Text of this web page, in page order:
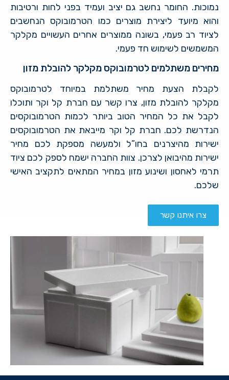
נמוכות. החומר נחשב גם יציב ועמיד בפני לחות ורטיבות
והוא מיועד ליצירת מוצרים כמו הטרמובוקס הנחשבים
לציוד רב פעמי, בשונה ממוצרים אחרים העשויים מקלקר
המשמשים לשימוש חד פעמי.
מחירים משתלמים לטרמובוקס מקלקר להובלת מזון
לקבלת הצעת מחיר משתלמת במיוחד לטרמובוקס
מקלקר להובלת מזון, צרו קשר עם חברת קל וקר ותוכלו
לקבל את כל המחיר הטוב ביותר לכמות הטרמובוקסים
הנדרשת לכם. חברת קל וקר מייבאת את הטרמובוקסים
ישירות מהיצרנים בחו”ל ולמעשה מספקת לכם מחיר
ישירות מהיבואן לצרכן. צוות החברה ישמח לספק לכם ציוד
תרמי לאחסון ושינוע מזון במחיר המתאים לתקציב האישי
שלכם.
צרו איתנו קשר